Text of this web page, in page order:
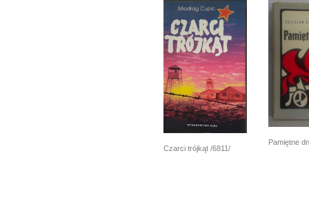
Czarci trójkąt /6811/
Pamiętne